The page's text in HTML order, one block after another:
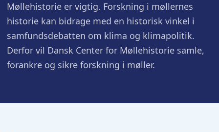
Møllehistorie er vigtig. Forskning i møllernes
historie kan bidrage med en historisk vinkel i
samfundsdebatten om klima og klimapolitik.
Derfor vil Dansk Center for Møllehistorie samle,
forankre og sikre forskning i møller.